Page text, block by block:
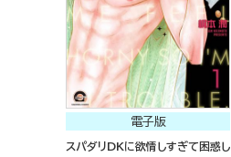
電子版
スパダリDKに欲情しすぎて困惑し